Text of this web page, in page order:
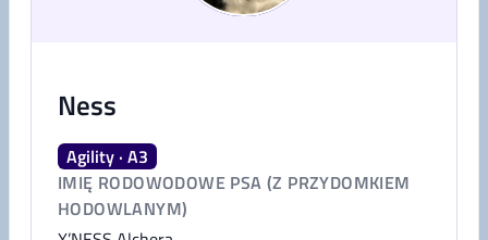
Ness
Agility · A3
IMIĘ RODOWODOWE PSA (Z PRZYDOMKIEM
HODOWLANYM)